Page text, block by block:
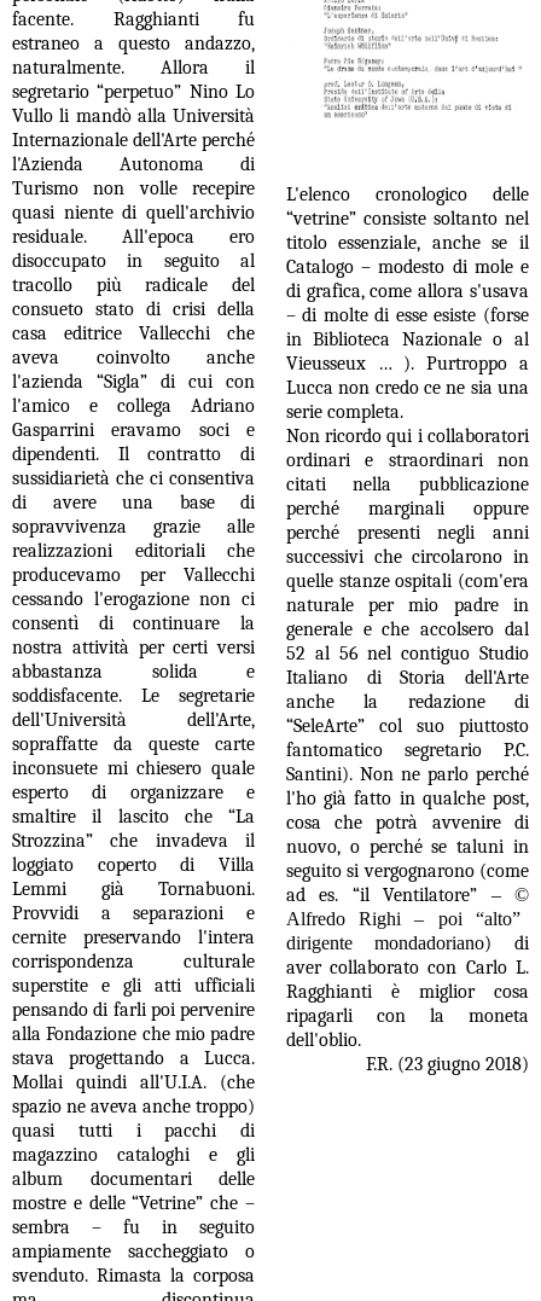
facente. Ragghianti fu
estraneo a questo andazzo,
naturalmente. Allora il
segretario “perpetuo” Nino Lo
Vullo li mandò alla Università
Internazionale dell'Arte perché
l'Azienda Autonoma di
Turismo non volle recepire
quasi niente di quell'archivio
residuale. All'epoca ero
disoccupato in seguito al
tracollo più radicale del
consueto stato di crisi della
casa editrice Vallecchi che
aveva coinvolto anche
l'azienda “Sigla” di cui con
l'amico e collega Adriano
Gasparrini eravamo soci e
dipendenti. Il contratto di
sussidiarietà che ci consentiva
di avere una base di
sopravvivenza grazie alle
realizzazioni editoriali che
producevamo per Vallecchi
cessando l'erogazione non ci
consentì di continuare la
nostra attività per certi versi
abbastanza solida e
soddisfacente. Le segretarie
dell'Università dell'Arte,
sopraffatte da queste carte
inconsuete mi chiesero quale
esperto di organizzare e
smaltire il lascito che “La
Strozzina” che invadeva il
loggiato coperto di Villa
Lemmi già Tornabuoni.
Provvidi a separazioni e
cernite preservando l'intera
corrispondenza culturale
superstite e gli atti ufficiali
pensando di farli poi pervenire
alla Fondazione che mio padre
stava progettando a Lucca.
Mollai quindi all'U.I.A. (che
spazio ne aveva anche troppo)
quasi tutti i pacchi di
magazzino cataloghi e gli
album documentari delle
mostre e delle “Vetrine” che –
sembra – fu in seguito
ampiamente saccheggiato o
svenduto. Rimasta la corposa
L'elenco cronologico delle
“vetrine” consiste soltanto nel
titolo essenziale, anche se il
Catalogo – modesto di mole e
di grafica, come allora s'usava
– di molte di esse esiste (forse
in Biblioteca Nazionale o al
Vieusseux … ). Purtroppo a
Lucca non credo ce ne sia una
serie completa.
Non ricordo qui i collaboratori
ordinari e straordinari non
citati nella pubblicazione
perché marginali oppure
perché presenti negli anni
successivi che circolarono in
quelle stanze ospitali (com'era
naturale per mio padre in
generale e che accolsero dal
52 al 56 nel contiguo Studio
Italiano di Storia dell'Arte
anche la redazione di
“SeleArte” col suo piuttosto
fantomatico segretario P.C.
Santini). Non ne parlo perché
l'ho già fatto in qualche post,
cosa che potrà avvenire di
nuovo, o perché se taluni in
seguito si vergognarono (come
ad es. “il Ventilatore” –
©
Alfredo Righi – poi “alto”
dirigente mondadoriano) di
aver collaborato con Carlo L.
Ragghianti è miglior cosa
ripagarli con la moneta
dell'oblio.
F.R. (23 giugno 2018)